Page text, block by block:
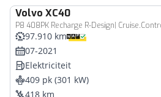
Volvo XC40
P8 408PK Recharge R-Design|
97.910 km
07-2021
Elektriciteit
409 pk (301 kW)
418 km